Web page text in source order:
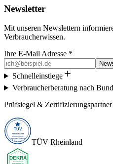
Newsletter
Mit unseren Newslettern
Verbraucherwissen.
Ihre E-Mail Adresse *
Schnelleinstiege
Verbraucherberatung nach
Prüfsiegel & Zertifizierungspartner
TÜV Rheinland